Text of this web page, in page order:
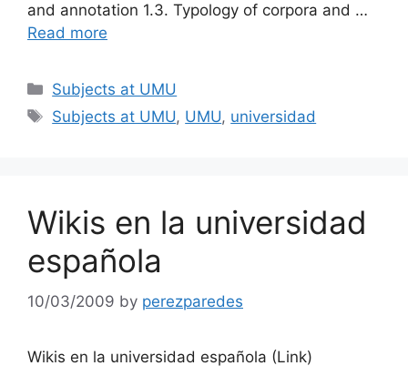
and annotation 1.3. Typology of corpora and …
Read more
Categories
Subjects at UMU
Tags
Subjects at UMU, UMU, universidad
Wikis en la universidad
española
10/03/2009 by perezparedes
Wikis en la universidad española (Link)